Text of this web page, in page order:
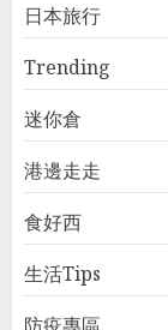
日本旅行
Trending
迷你倉
港邊走走
食好西
生活Tips